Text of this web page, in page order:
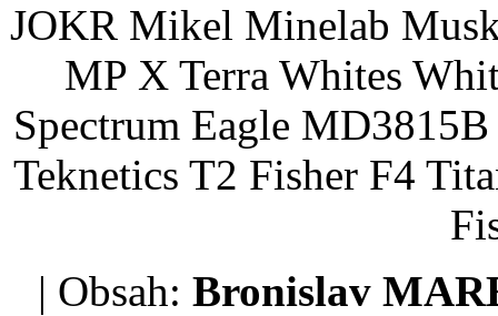
JOKR Mikel Minelab
MP X Terra Whites
Spectrum Eagle
Teknetics T2 Fisher F4
| Obsah: Bronislav